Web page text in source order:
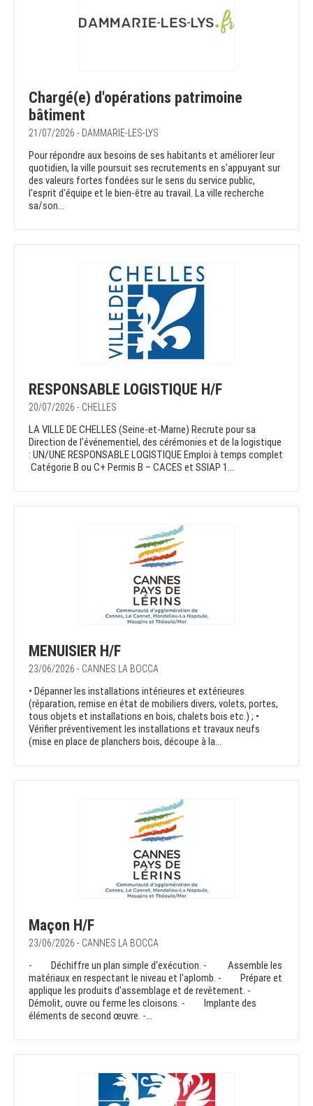
Chargé(e) d'opérations patrimoine
bâtiment
21/07/2026 - DAMMARIE-LES-LYS
Pour répondre aux besoins de ses habitants et améliorer leur
quotidien, la ville poursuit ses recrutements en s'appuyant sur
des valeurs fortes fondées sur le sens du service public,
l'esprit d'équipe et le bien-être au travail. La ville recherche
sa/son...
RESPONSABLE LOGISTIQUE H/F
20/07/2026 - CHELLES
LA VILLE DE CHELLES (Seine-et-Marne) Recrute pour sa
Direction de l’événementiel, des cérémonies et de la logistique
: UN/UNE RESPONSABLE LOGISTIQUE Emploi à temps complet
Catégorie B ou C+ Permis B – CACES et SSIAP 1...
MENUISIER H/F
23/06/2026 - CANNES LA BOCCA
• Dépanner les installations intérieures et extérieures
(réparation, remise en état de mobiliers divers, volets, portes,
tous objets et installations en bois, chalets bois etc.) ; •
Vérifier préventivement les installations et travaux neufs
(mise en place de planchers bois, découpe à la...
Maçon H/F
23/06/2026 - CANNES LA BOCCA
- Déchiffre un plan simple d'exécution. - Assemble les
matériaux en respectant le niveau et l'aplomb. - Prépare et
applique les produits d'assemblage et de revêtement. -
Démolit, ouvre ou ferme les cloisons. - Implante des
éléments de second œuvre. -...